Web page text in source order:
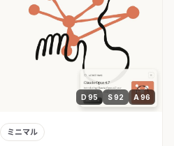
D 95 S 92 A 96
ミニマル